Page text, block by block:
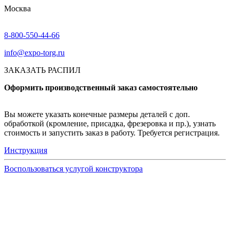
Москва
8-800-550-44-66
info@expo-torg.ru
ЗАКАЗАТЬ РАСПИЛ
Оформить производственный заказ самостоятельно
Вы можете указать конечные размеры деталей с доп.
обработкой (кромление, присадка, фрезеровка и пр.), узнать
стоимость и запустить заказ в работу. Требуется регистрация.
Инструкция
Воспользоваться услугой конструктора